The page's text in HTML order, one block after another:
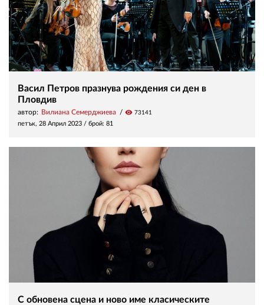
Васил Петров празнува рождения си ден в
Пловдив
автор: Вилиана Семерджиева visibility 73141
петък, 28 Април 2023 / брой: 81
С обновенa сцена и ново име класическите